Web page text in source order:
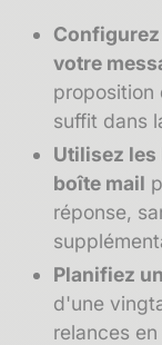
votre
proposition
suffit dans
Utilisez les
boîte mail
réponse,
Planifiez
d'une
relances